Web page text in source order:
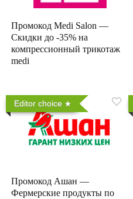
Промокод Medi Salon —
Скидки до -35% на
компрессионный трикотаж
medi
Editor choice
Промокод Ашан —
Фермерские продукты по